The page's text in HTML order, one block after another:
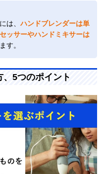
は、ハンドブレンダーは単
ッサーやハンドミキサーは
す。
5つのポイント